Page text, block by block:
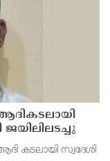
ജയിലിലടച്ചു
കടലായി സ്വദേശി